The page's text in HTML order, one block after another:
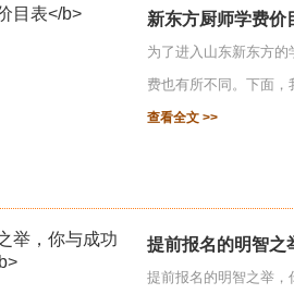
新东方厨师学费价
为了进入山东新东方
费也有所不同。下面
查看全文 >>
提前报名的明智之
提前报名的明智之举